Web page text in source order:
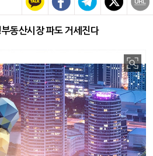
부동산시장 파도 거세진다